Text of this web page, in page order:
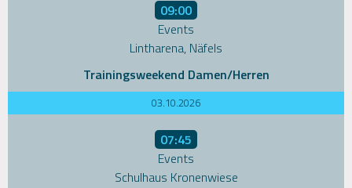
09:00
Events
Lintharena, Näfels
Trainingsweekend Damen/Herren
03.10.2026
07:45
Events
Schulhaus Kronenwiese